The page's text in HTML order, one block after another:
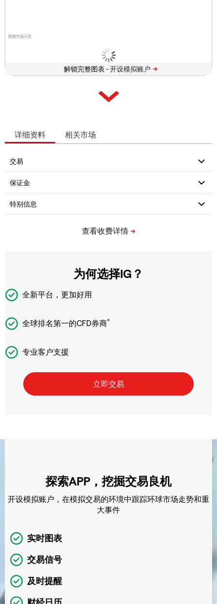
数据为指示性
解锁完整图表 -
详细资料 相关市场
为何选择IG？
全新平台，更加好用
全球排名第一的CFD券商*
专业客户支援
探索APP，挖掘交易良机
开设模拟账户，在模拟交易的环境中跟踪环球市场走势和重
大事件
实时图表
交易信号
及时提醒
财经日历